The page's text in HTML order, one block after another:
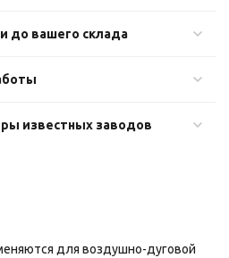
до вашего склада
известных заводов
для воздушно-дуговой